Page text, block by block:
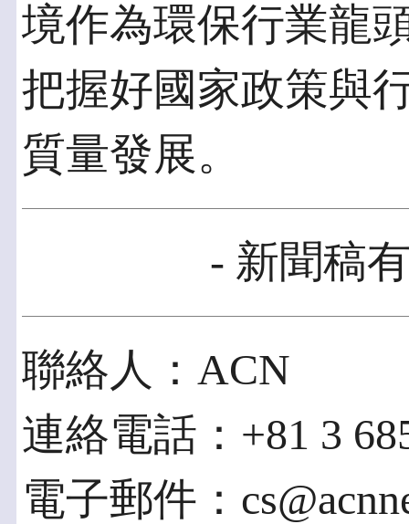
境作為環保行業龍
把握好國家政策與
質量發展。
- 新聞稿
聯絡人：ACN
連絡電話：+81 3
電子郵件：